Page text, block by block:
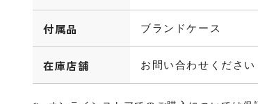
付属品 ブランドケース
在庫店舗 お問い合わせください